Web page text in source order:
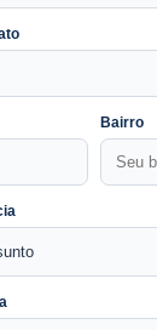
Bairro